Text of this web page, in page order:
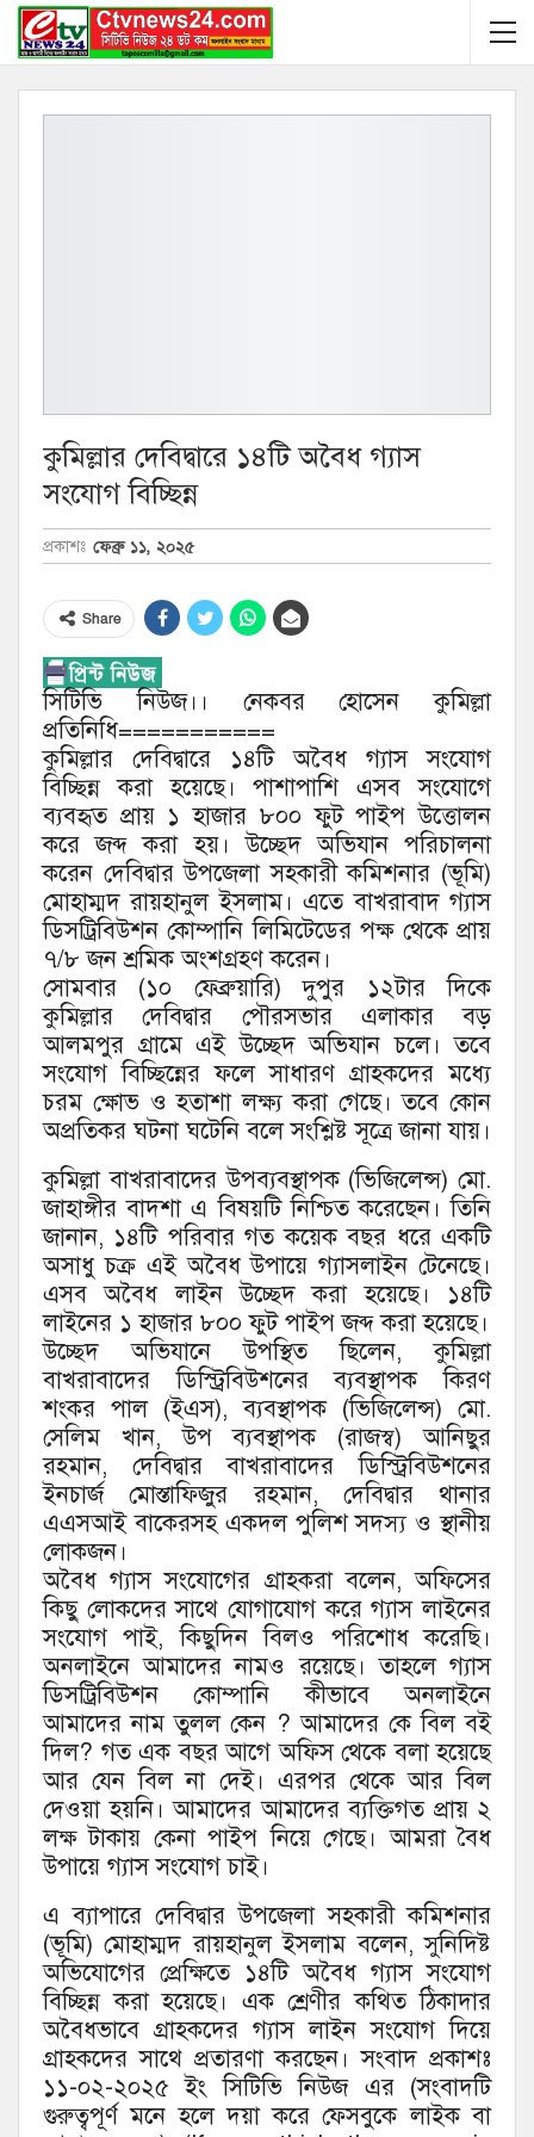
কুমিল্লার দেবিদ্বারে ১৪টি অবৈধ গ্যাস
সংযোগ বিচ্ছিন্ন
প্রকাশঃ ফেব্রু ১১, ২০২৫
Share
সিটিভি নিউজ।। নেকবর হোসেন কুমিল্লা
প্রতিনিধি===========
কুমিল্লার দেবিদ্বারে ১৪টি অবৈধ গ্যাস সংযোগ
বিচ্ছিন্ন করা হয়েছে। পাশাপাশি এসব সংযোগে
ব্যবহৃত প্রায় ১ হাজার ৮০০ ফুট পাইপ উত্তোলন
করে জব্দ করা হয়। উচ্ছেদ অভিযান পরিচালনা
করেন দেবিদ্বার উপজেলা সহকারী কমিশনার (ভূমি)
মোহাম্মদ রায়হানুল ইসলাম। এতে বাখরাবাদ গ্যাস
ডিসট্রিবিউশন কোম্পানি লিমিটেডের পক্ষ থেকে প্রায়
৭/৮ জন শ্রমিক অংশগ্রহণ করেন।
সোমবার (১০ ফেব্রুয়ারি) দুপুর ১২টার দিকে
কুমিল্লার দেবিদ্বার পৌরসভার এলাকার বড়
আলমপুর গ্রামে এই উচ্ছেদ অভিযান চলে। তবে
সংযোগ বিচ্ছিন্নের ফলে সাধারণ গ্রাহকদের মধ্যে
চরম ক্ষোভ ও হতাশা লক্ষ্য করা গেছে। তবে কোন
অপ্রতিকর ঘটনা ঘটেনি বলে সংশ্লিষ্ট সূত্রে জানা যায়।
কুমিল্লা বাখরাবাদের উপব্যবস্থাপক (ভিজিলেন্স) মো.
জাহাঙ্গীর বাদশা এ বিষয়টি নিশ্চিত করেছেন। তিনি
জানান, ১৪টি পরিবার গত কয়েক বছর ধরে একটি
অসাধু চক্র এই অবৈধ উপায়ে গ্যাসলাইন টেনেছে।
এসব অবৈধ লাইন উচ্ছেদ করা হয়েছে। ১৪টি
লাইনের ১ হাজার ৮০০ ফুট পাইপ জব্দ করা হয়েছে।
উচ্ছেদ অভিযানে উপস্থিত ছিলেন, কুমিল্লা
বাখরাবাদের ডিস্ট্রিবিউশনের ব্যবস্থাপক কিরণ
শংকর পাল (ইএস), ব্যবস্থাপক (ভিজিলেন্স) মো.
সেলিম খান, উপ ব্যবস্থাপক (রাজস্ব) আনিছুর
রহমান, দেবিদ্বার বাখরাবাদের ডিস্ট্রিবিউশনের
ইনচার্জ মোস্তাফিজুর রহমান, দেবিদ্বার থানার
এএসআই বাকেরসহ একদল পুলিশ সদস্য ও স্থানীয়
লোকজন।
অবৈধ গ্যাস সংযোগের গ্রাহকরা বলেন, অফিসের
কিছু লোকদের সাথে যোগাযোগ করে গ্যাস লাইনের
সংযোগ পাই, কিছুদিন বিলও পরিশোধ করেছি।
অনলাইনে আমাদের নামও রয়েছে। তাহলে গ্যাস
ডিসট্রিবিউশন কোম্পানি কীভাবে অনলাইনে
আমাদের নাম তুলল কেন ? আমাদের কে বিল বই
দিল? গত এক বছর আগে অফিস থেকে বলা হয়েছে
আর যেন বিল না দেই। এরপর থেকে আর বিল
দেওয়া হয়নি। আমাদের আমাদের ব্যক্তিগত প্রায় ২
লক্ষ টাকায় কেনা পাইপ নিয়ে গেছে। আমরা বৈধ
উপায়ে গ্যাস সংযোগ চাই।
এ ব্যাপারে দেবিদ্বার উপজেলা সহকারী কমিশনার
(ভূমি) মোহাম্মদ রায়হানুল ইসলাম বলেন, সুনিদিষ্ট
অভিযোগের প্রেক্ষিতে ১৪টি অবৈধ গ্যাস সংযোগ
বিচ্ছিন্ন করা হয়েছে। এক শ্রেণীর কথিত ঠিকাদার
অবৈধভাবে গ্রাহকদের গ্যাস লাইন সংযোগ দিয়ে
গ্রাহকদের সাথে প্রতারণা করছেন। সংবাদ প্রকাশঃ
১১-০২-২০২৫ ইং সিটিভি নিউজ এর (সংবাদটি
গুরুত্বপূর্ণ মনে হলে দয়া করে ফেসবুকে লাইক বা